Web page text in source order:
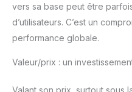
vers sa base peut être
d’utilisateurs. C’est un
performance globale.
Valeur/prix : un
Valant son prix, surtout sous